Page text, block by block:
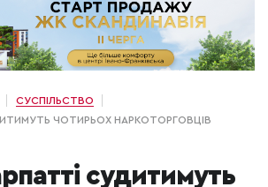
СУСПІЛЬСТВО
ЧОТИРЬОХ НАРКОТОРГОВЦІВ
судитимуть